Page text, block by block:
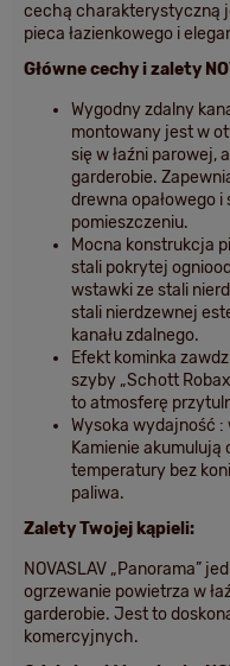
cechą charakterystyczną
pieca łazienkowego i
Główne cechy i zalety
Wygodny zdalny
montowany jest w
się w łaźni parowej,
garderobie.
drewna opałowego
pomieszczeniu.
Mocna konstrukcja
stali pokrytej
wstawki ze stali
stali nierdzewnej
kanału zdalnego.
Efekt kominka
szyby „Schott
to atmosferę
Wysoka wydajność :
Kamienie akumulują
temperatury bez
paliwa.
Zalety Twojej kąpieli:
NOVASLAV „Panorama”
ogrzewanie powietrza w
garderobie. Jest to
komercyjnych.